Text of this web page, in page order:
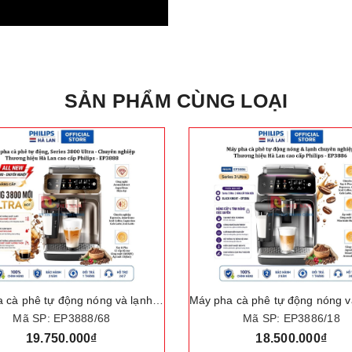
SẢN PHẨM CÙNG LOẠI
Mã SP: EP3888/68
19.750.000₫
Mã SP: EP3886/18
18.500.000₫